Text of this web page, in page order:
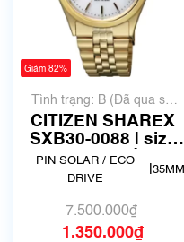
Giảm 82%
Tình trạng: B (Đã qua sử
dụng, hàng đẹp, có chút
xước dăm)
CITIZEN SHAREX
SXB30-0088 | size
35mm | Mã số 5388
PIN SOLAR / ECO
DRIVE
35MM
7.500.000₫
1.350.000₫